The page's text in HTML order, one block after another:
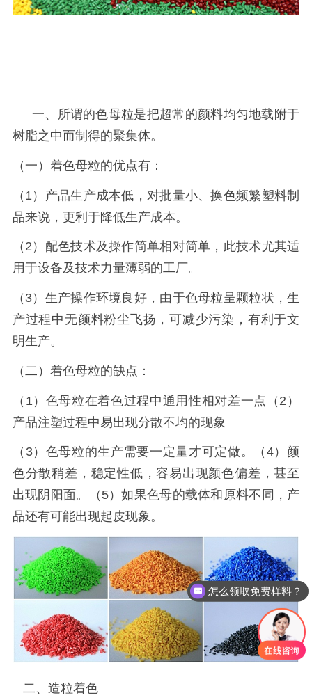
一、所谓的色母粒是把超常的颜料均匀地载附于
树脂之中而制得的聚集体。
（一）着色母粒的优点有：
（ 1）产品生产成本低，对批量小、换色频繁塑料制
品来说，更利于降低生产成本。
（ 2）配色技术及操作简单相对简单，此技术尤其适
用于设备及技术力量薄弱的工厂。
（ 3）生产操作环境良好，由于色母粒呈颗粒状，生
产过程中无颜料粉尘飞扬，可减少污染，有利于文
明生产。
（二）着色母粒的缺点：
（ 1）色母粒在着色过程中通用性相对差一点（2）
产品注塑过程中易出现分散不均的现象
（ 3）色母粒的生产需要一定量才可定做。（4）颜
色分散稍差，稳定性低，容易出现颜色偏差，甚至
出现阴阳面。（5）如果色母的载体和原料不同，产
品还有可能出现起皮现象。
二、 造粒着色
怎么领取免费样料？